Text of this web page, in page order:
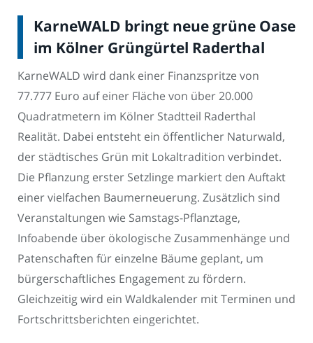
KarneWALD bringt neue grüne Oase
im Kölner Grüngürtel Raderthal
KarneWALD wird dank einer Finanzspritze von
77.777 Euro auf einer Fläche von über 20.000
Quadratmetern im Kölner Stadtteil Raderthal
Realität. Dabei entsteht ein öffentlicher Naturwald,
der städtisches Grün mit Lokaltradition verbindet.
Die Pflanzung erster Setzlinge markiert den Auftakt
einer vielfachen Baumerneuerung. Zusätzlich sind
Veranstaltungen wie Samstags-Pflanztage,
Infoabende über ökologische Zusammenhänge und
Patenschaften für einzelne Bäume geplant, um
bürgerschaftliches Engagement zu fördern.
Gleichzeitig wird ein Waldkalender mit Terminen und
Fortschrittsberichten eingerichtet.